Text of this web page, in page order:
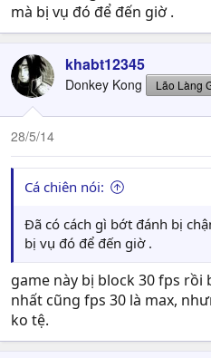
mà bị vụ đó để đến giờ .
khabt12345
Donkey Kong Lão Làng
28/5/14
Cá chiên nói:
Đã có cách gì bớt đánh bị
bị vụ đó để đến giờ .
game này bị block 30 fps rồi
nhất cũng fps 30 là max,
ko tệ.